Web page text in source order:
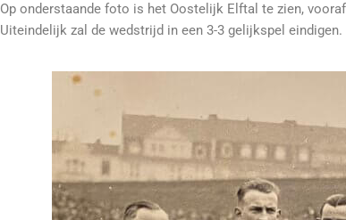
Op onderstaande foto is het Oostelijk Elftal te zien,
Uiteindelijk zal de wedstrijd in een 3-3 gelijkspel eindigen.